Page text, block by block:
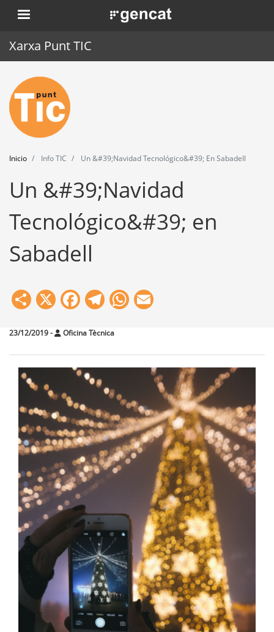
Pasar
al
. Obre en una nova finestra.
Xarxa Punt TIC
Inicio
Punt TIC
Actualidad
Agenda
Formación
Herramientas
Inicio Info TIC Un &#39;Navidad Tecnológico&#39; En Sabadell
Un &#39;Navidad
Tecnológico&#39; en
Sabadell
Share
X Facebook
Telegram
WhatsApp
23/12/2019- Oficina Tècnica